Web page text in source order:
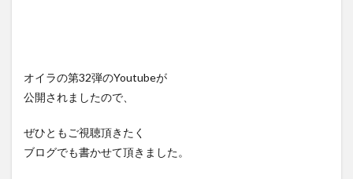
オイラの第32弾のYoutubeが
公開されましたので、
ぜひともご視聴頂きたく
ブログでも書かせて頂きました。